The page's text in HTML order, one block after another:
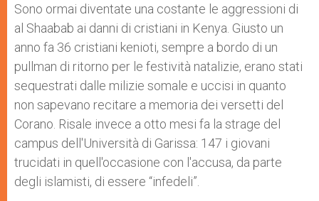
Sono ormai diventate una costante le aggressioni di
al Shaabab ai danni di cristiani in Kenya. Giusto un
anno fa 36 cristiani kenioti, sempre a bordo di un
pullman di ritorno per le festività natalizie, erano stati
sequestrati dalle milizie somale e uccisi in quanto
non sapevano recitare a memoria dei versetti del
Corano. Risale invece a otto mesi fa la strage del
campus dell'Università di Garissa: 147 i giovani
trucidati in quell'occasione con l'accusa, da parte
degli islamisti, di essere “infedeli”.